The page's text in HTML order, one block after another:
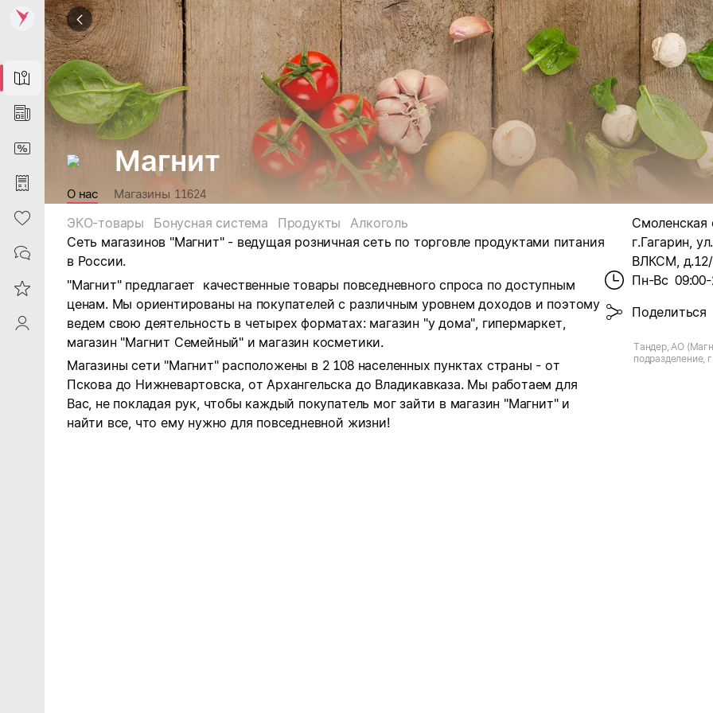
Map
News
DiscountCard
Purchases
Heart
Contacts
Reviews
ProfileSaby
Магнит
О нас Магазины 11624
ЭКО-товары Бонусная система Продукты
Алкоголь
Сеть магазинов "Магнит" - ведущая розничная сеть по торговле продуктами питания
в России.
"Магнит" предлагает качественные товары повседневного спроса по доступным
ценам. Мы ориентированы на покупателей с различным уровнем доходов и поэтому
ведем свою деятельность в четырех форматах: магазин "у дома", гипермаркет,
магазин "Магнит Семейный" и магазин косметики.
Магазины сети "Магнит" расположены в 2 108 населенных пунктах страны - от
Пскова до Нижневартовска, от Архангельска до Владикавказа. Мы работаем для
Вас, не покладая рук, чтобы каждый покупатель мог зайти в магазин "Магнит" и
найти все, что ему нужно для повседневной жизни!
Смоленская
г.Гагарин,
ВЛКСМ,
Пн-Вс
Поделиться
Тандер, АО
подразделение,